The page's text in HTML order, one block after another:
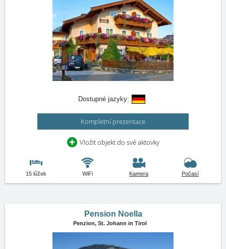
Dostupné jazyky:
Kompletní prezentace
Vložit objekt do své aktovky
15 lůžek WiFi Kamera Počasí
Pension Noella
Penzion, St. Johann in Tirol